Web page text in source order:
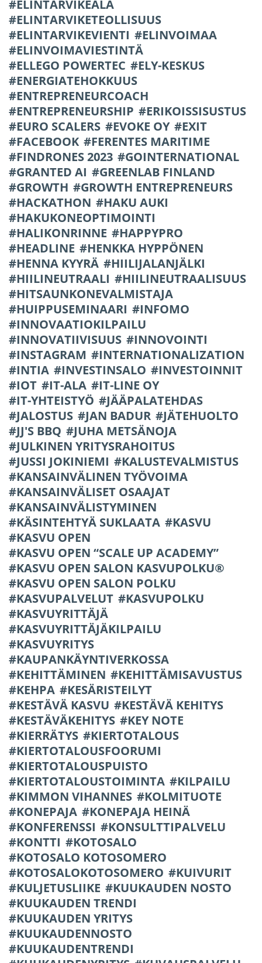
ELINTARVIKEALA
ELINTARVIKETEOLLISUUS
ELINTARVIKEVIENTI
ELINVOIMAA
ELINVOIMAVIESTINTÄ
ELLEGO POWERTEC
ELY-KESKUS
ENERGIATEHOKKUUS
ENTREPRENEURCOACH
ENTREPRENEURSHIP
ERIKOISSISUSTUS
EURO SCALERS
EVOKE OY
EXIT
FACEBOOK
FERENTES MARITIME
FINDRONES 2023
GOINTERNATIONAL
GRANTED AI
GREENLAB FINLAND
GROWTH
GROWTH ENTREPRENEURS
HACKATHON
HAKU AUKI
HAKUKONEOPTIMOINTI
HALIKONRINNE
HAPPYPRO
HEADLINE
HENKKA HYPPÖNEN
HENNA KYYRÄ
HIILIJALANJÄLKI
HIILINEUTRAALI
HIILINEUTRAALISUUS
HITSAUNKONEVALMISTAJA
HUIPPUSEMINAARI
INFOMO
INNOVAATIOKILPAILU
INNOVATIIVISUUS
INNOVOINTI
INSTAGRAM
INTERNATIONALIZATION
INTIA
INVESTINSALO
INVESTOINNIT
IOT
IT-ALA
IT-LINE OY
IT-YHTEISTYÖ
JÄÄPALATEHDAS
JALOSTUS
JAN BADUR
JÄTEHUOLTO
JJ'S BBQ
JUHA METSÄNOJA
JULKINEN YRITYSRAHOITUS
JUSSI JOKINIEMI
KALUSTEVALMISTUS
KANSAINVÄLINEN TYÖVOIMA
KANSAINVÄLISET OSAAJAT
KANSAINVÄLISTYMINEN
KÄSINTEHTYÄ SUKLAATA
KASVU
KASVU OPEN
KASVU OPEN “SCALE UP ACADEMY”
KASVU OPEN SALON KASVUPOLKU®
KASVU OPEN SALON POLKU
KASVUPALVELUT
KASVUPOLKU
KASVUYRITTÄJÄ
KASVUYRITTÄJÄKILPAILU
KASVUYRITYS
KAUPANKÄYNTIVERKOSSA
KEHITTÄMINEN
KEHITTÄMISAVUSTUS
KEHPA
KESÄRISTEILYT
KESTÄVÄ KASVU
KESTÄVÄ KEHITYS
KESTÄVÄKEHITYS
KEY NOTE
KIERRÄTYS
KIERTOTALOUS
KIERTOTALOUSFOORUMI
KIERTOTALOUSPUISTO
KIERTOTALOUSTOIMINTA
KILPAILU
KIMMON VIHANNES
KOLMITUOTE
KONEPAJA
KONEPAJA HEINÄ
KONFERENSSI
KONSULTTIPALVELU
KONTTI
KOTOSALO
KOTOSALO KOTOSOMERO
KOTOSALOKOTOSOMERO
KUIVURIT
KULJETUSLIIKE
KUUKAUDEN NOSTO
KUUKAUDEN TRENDI
KUUKAUDEN YRITYS
KUUKAUDENNOSTO
KUUKAUDENTRENDI